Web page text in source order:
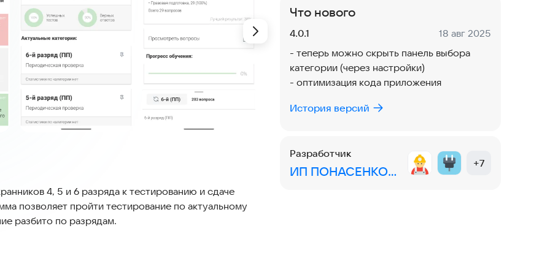
4, 5 и 6 разряда к тестированию и сдаче
позволяет пройти тестирование по актуальному
разбито по разрядам.
охранников "Тестирование частной
Что нового
Версия:
4.0.1 Дата:
18 авг 2025
- теперь можно скрыть панель выбора
категории (через настройки)
- оптимизация кода приложения
История версий
Разработчик
ИП ПОНАСЕНКОВ ВИТАЛИЙ НИКОЛАЕВИЧ
+7